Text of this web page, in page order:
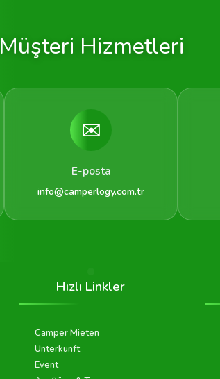
Müşteri Hizmetleri
✉️
E-posta
info@camperlogy.com.tr
Hızlı Linkler
Camper Mieten
Unterkunft
Event